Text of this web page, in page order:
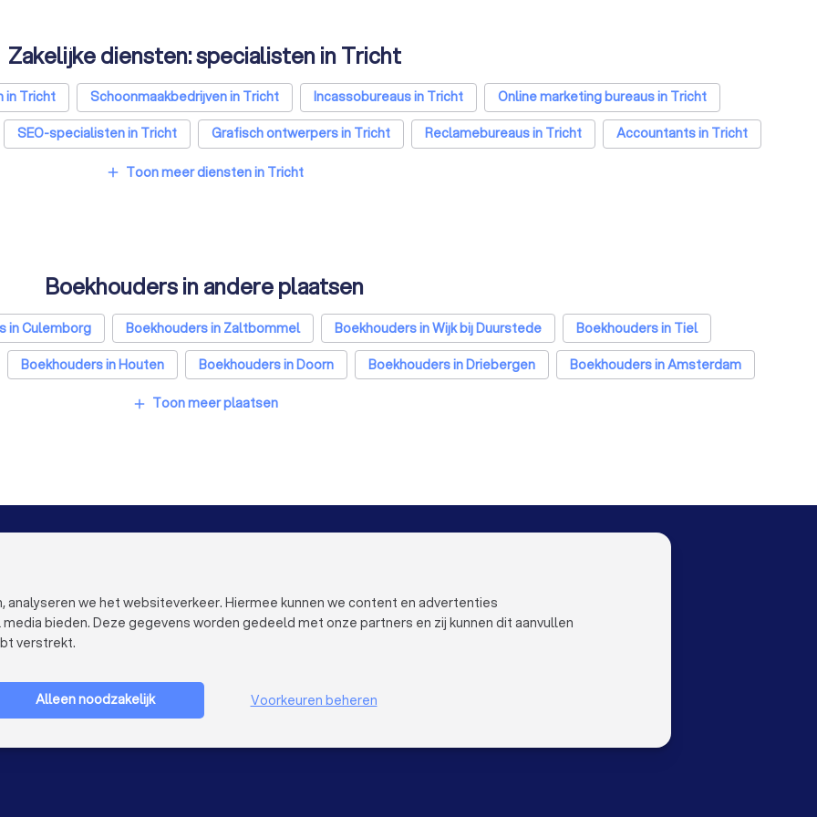
Zakelijke diensten: specialisten in Tricht
in Tricht Schoonmaakbedrijven in Tricht Incassobureaus in Tricht
Online marketing bureaus in Tricht
SEO-specialisten in Tricht Grafisch ontwerpers in Tricht Reclamebureaus in Tricht Accountants in Tricht
add Toon meer diensten in Tricht
Boekhouders in andere plaatsen
in Culemborg Boekhouders in Zaltbommel Boekhouders in Wijk bij Duurstede
Boekhouders in Tiel
Boekhouders in Houten Boekhouders in Doorn Boekhouders in Driebergen
Boekhouders in Amsterdam
Boekhouders in Utrecht Boekhouders in Eindhoven
Boekhouders in Zoetermeer
add Toon meer plaatsen
Trustoo Top Pro
Ervaringen
Blog
Werken bij Trustoo
Contact
Pers
Sitemap
analyseren we het websiteverkeer. Hiermee kunnen we content en advertenties
bieden. Deze gegevens worden gedeeld met onze partners en zij kunnen dit aanvullen
verstrekt.
Alleen noodzakelijk Voorkeuren beheren